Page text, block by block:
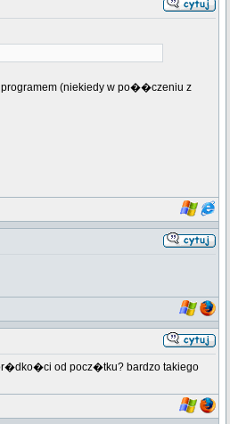
(niekiedy w po��czeniu z
od pocz�tku? bardzo takiego